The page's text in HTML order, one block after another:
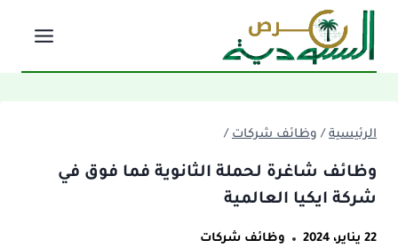
التجاوز
المحتوى
الرئيسية / وظائف شركات /
وظائف شاغرة لحملة الثانوية فما فوق في
شركة ايكيا العالمية
22 يناير، 2024 وظائف شركات